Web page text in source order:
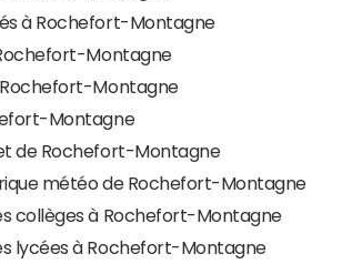
à Rochefort-Montagne
Montagne
Montagne
Montagne
de Rochefort-Montagne
météo de Rochefort-Montagne
collèges à Rochefort-Montagne
lycées à Rochefort-Montagne